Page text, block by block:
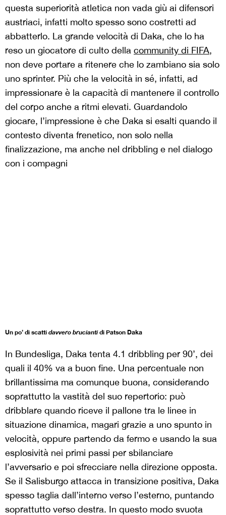
questa superiorità atletica non vada giù ai difensori
austriaci, infatti molto spesso sono costretti ad
abbatterlo. La grande velocità di Daka, che lo ha
reso un giocatore di culto della community di FIFA,
non deve portare a ritenere che lo zambiano sia solo
uno sprinter. Più che la velocità in sé, infatti, ad
impressionare è la capacità di mantenere il controllo
del corpo anche a ritmi elevati. Guardandolo
giocare, l’impressione è che Daka si esalti quando il
contesto diventa frenetico, non solo nella
finalizzazione, ma anche nel dribbling e nel dialogo
con i compagni
Un po’ di scatti davvero bruciantidi Patson Daka
In Bundesliga, Daka tenta 4.1 dribbling per 90’, dei
quali il 40% va a buon fine. Una percentuale non
brillantissima ma comunque buona, considerando
soprattutto la vastità del suo repertorio: può
dribblare quando riceve il pallone tra le linee in
situazione dinamica, magari grazie a uno spunto in
velocità, oppure partendo da fermo e usando la sua
esplosività nei primi passi per sbilanciare
l’avversario e poi sfrecciare nella direzione opposta.
Se il Salisburgo attacca in transizione positiva, Daka
spesso taglia dall’interno verso l’esterno, puntando
soprattutto verso destra. In questo modo svuota